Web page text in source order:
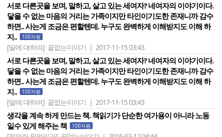
서로 다른곳을 보며, 말하고, 살고 있는 세여자? 네여자의 이야기이다.
닿을 수 없는 마음의 거리는 가족이지만 타인이기도한 존재니까 감수
하면.. 사는게 조금은 편할텐데. 누구도 완벽하게 이해받지도 이해 하
지..
100자평
[딸에 대하여] 끝없는이야기 | 2017-11-15 03:43
서로 다른곳을 보며, 말하고, 살고 있는 세여자? 네여자의 이야기이다.
닿을 수 없는 마음의 거리는 가족이지만 타인이기도한 존재니까 감수
하면.. 사는게 조금은 편할텐데. 누구도 완벽하게 이해받지도 이해 하
지..
100자평
[딸에 대하여] 끝없는이야기 | 2017-11-15 03:43
생각을 계속 하게 만드는 책. 책읽기가 단순한 여가용이 아니라 노동
일수 있게 해주는 책
100자평